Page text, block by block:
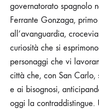
governatorato spagnolo
Ferrante Gonzaga,
all’avanguardia,
curiosità che si
personaggi che vi
città che, con San
e ai bisognosi,
oggi la contraddistingue.